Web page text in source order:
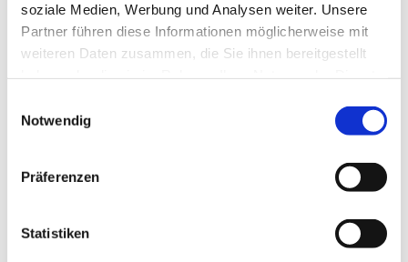
soziale Medien, Werbung und Analysen weiter. Unsere
Partner führen diese Informationen möglicherweise mit
weiteren Daten zusammen, die Sie ihnen bereitgestellt
Notwendig
Präferenzen
Statistiken